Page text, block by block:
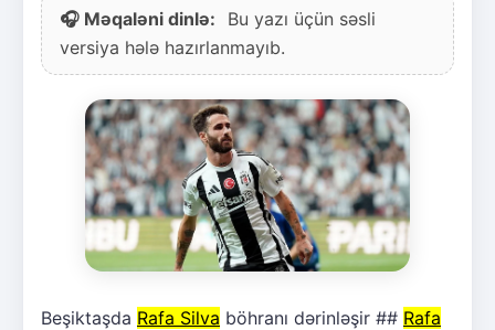
🎧 Məqaləni dinlə:
Bu yazı üçün səsli
versiya hələ hazırlanmayıb.
Beşiktaşda Rafa Silva böhranı dərinləşir ## Rafa